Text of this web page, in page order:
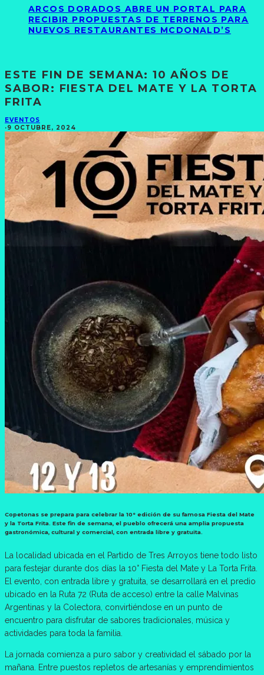
ARCOS DORADOS ABRE UN PORTAL PARA
RECIBIR PROPUESTAS DE TERRENOS PARA
NUEVOS RESTAURANTES MCDONALD’S
ESTE FIN DE SEMANA: 10 AÑOS DE
SABOR: FIESTA DEL MATE Y LA TORTA
FRITA
EVENTOS
·9 OCTUBRE, 2024
Copetonas se prepara para celebrar la 10° edición de su famosa Fiesta del Mate
y la Torta Frita. Este fin de semana, el pueblo ofrecerá una amplia propuesta
gastronómica, cultural y comercial, con entrada libre y gratuita.
La localidad ubicada en el Partido de Tres Arroyos tiene todo listo
para festejar durante dos días la 10° Fiesta del Mate y La Torta Frita.
El evento, con entrada libre y gratuita, se desarrollará en el predio
ubicado en la Ruta 72 (Ruta de acceso) entre la calle Malvinas
Argentinas y la Colectora, convirtiéndose en un punto de
encuentro para disfrutar de sabores tradicionales, música y
actividades para toda la familia.
La jornada comienza a puro sabor y creatividad el sábado por la
mañana. Entre puestos repletos de artesanías y emprendimientos